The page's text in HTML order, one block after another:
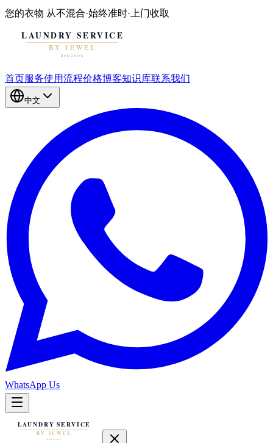
您的衣物 从不混合·始终准时· 上门收取
首页服务使用流程价格博客知识库联系我们
中文
WhatsApp Us